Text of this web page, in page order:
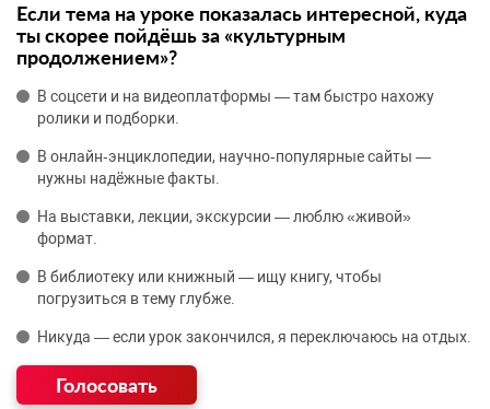
Если тема на уроке показалась интересной, куда
ты скорее пойдёшь за «культурным
продолжением»?
В соцсети и на видеоплатформы — там быстро нахожу
ролики и подборки.
В онлайн‑энциклопедии, научно‑популярные сайты —
нужны надёжные факты.
На выставки, лекции, экскурсии — люблю «живой»
формат.
В библиотеку или книжный — ищу книгу, чтобы
погрузиться в тему глубже.
Никуда — если урок закончился, я переключаюсь на отдых.